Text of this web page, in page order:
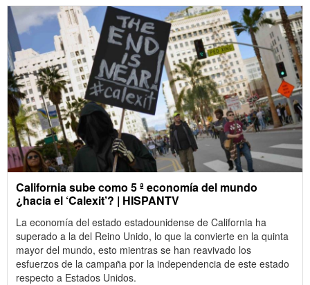
California sube como 5 ª economía del mundo
¿hacia el ‘Calexit’? | HISPANTV
La economía del estado estadounidense de California ha
superado a la del Reino Unido, lo que la convierte en la quinta
mayor del mundo, esto mientras se han reavivado los
esfuerzos de la campaña por la independencia de este estado
respecto a Estados Unidos.